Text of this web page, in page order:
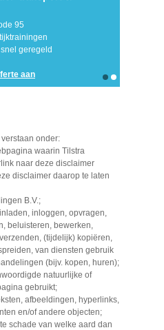
95
geregeld
aan
onder:
waarin Tilstra
naar deze disclaimer
disclaimer daarop te laten
B.V.;
inloggen, opvragen,
beluisteren, bewerken,
(tijdelijk) kopiëren,
van diensten gebruik
(bijv. kopen, huren);
natuurlijke of
gebruikt;
afbeeldingen, hyperlinks,
en/of andere objecten;
schade van welke aard dan